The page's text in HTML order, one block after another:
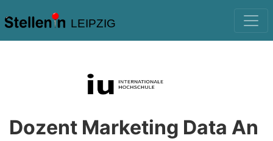
LEIPZIG
Dozent Marketing Data An